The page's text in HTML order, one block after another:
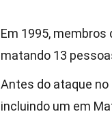
Em 1995,
matando 13
Antes do ataque
incluindo um em